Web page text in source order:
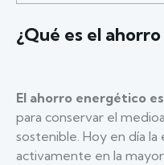
¿Qué es el
El ahorro energético
para conservar el
sostenible. Hoy en día
activamente en la